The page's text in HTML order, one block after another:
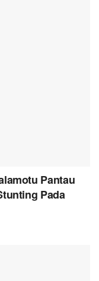
Pantau
Pada